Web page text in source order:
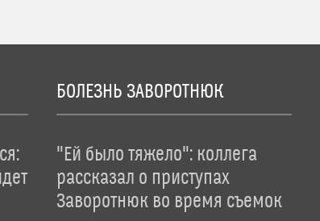
БОЛЕЗНЬ ЗАВОРОТНЮК
"Ей было тяжело": коллега
рассказал о приступах
Заворотнюк во время съемок